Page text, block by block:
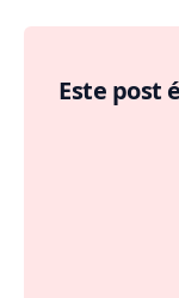
Este post